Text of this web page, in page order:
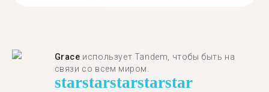
Grace использует Tandem, чтобы быть на
связи со всем миром.
starstarstarstarstar